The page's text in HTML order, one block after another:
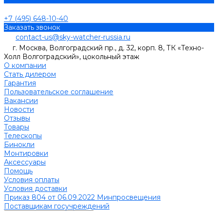
+7 (495) 648-10-40
Заказать звонок
contact-us@sky-watcher-russia.ru
г. Москва, Волгоградский пр., д. 32, корп. 8, ТК «Техно-
Холл Волгоградский», цокольный этаж
О компании
Стать дилером
Гарантия
Пользовательское соглашение
Вакансии
Новости
Отзывы
Товары
Телескопы
Бинокли
Монтировки
Аксессуары
Помощь
Условия оплаты
Условия доставки
Приказ 804 от 06.09.2022 Минпросвещения
Поставщикам госучреждений